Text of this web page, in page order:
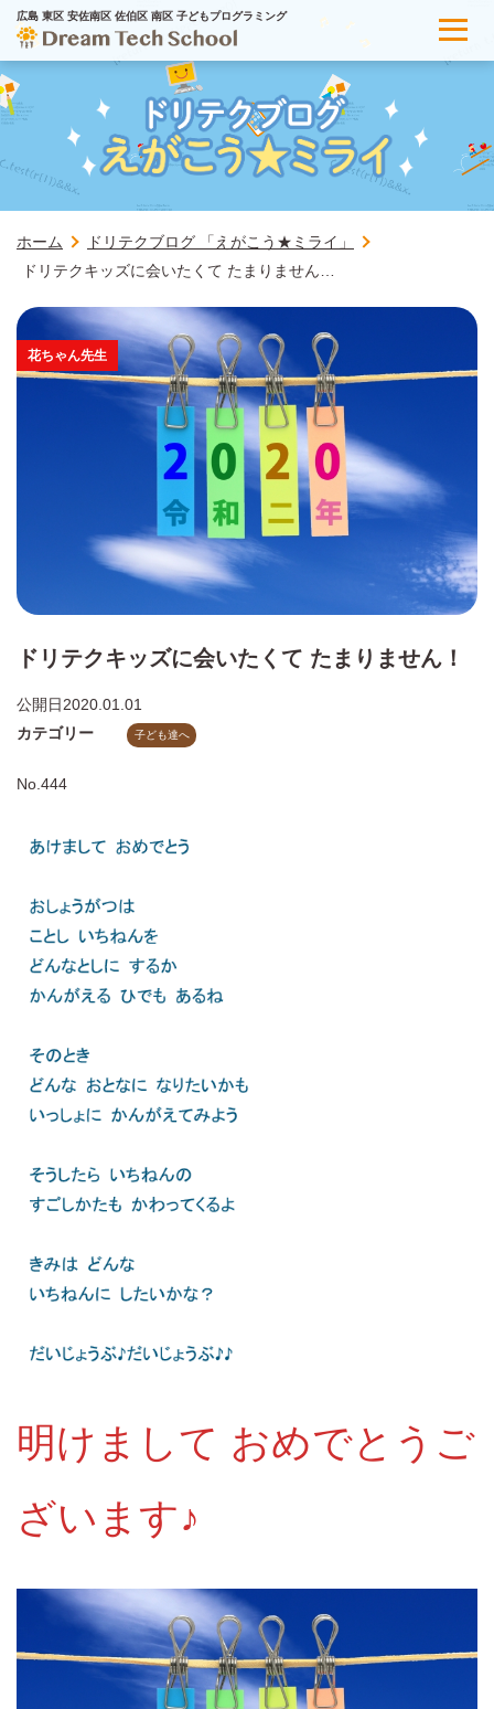
広島 東区 安佐南区 佐伯区 南区 子どもプログラミング
ホーム
ドリテクブログ 「えがこう★ミライ」
ドリテクキッズに会いたくて たまりません…
花ちゃん先生
ドリテクキッズに会いたくて たまりません！
公開日2020.01.01
カテゴリー
子ども達へ
No.444
明けまして おめでとうご
ざいます♪